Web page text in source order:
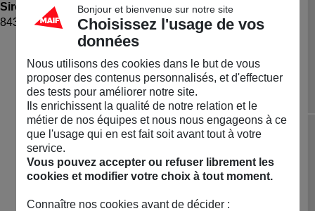
Siret :
84323837900021
TVA :
FR60843238379
LA BOUTIQUE
Permanente
Diapositive précédente
NOUVEAUTÉS 🔥
VIVRE
LOISIRS & TECH
RÉGIONS
Voir toute la boutique
Bonjour et bienvenue sur notre site
Choisissez l'usage de vos
données
Nous utilisons des cookies dans le but de vous
proposer des contenus personnalisés, et d'effectuer
des tests pour améliorer notre site.
Ils enrichissent la qualité de notre relation et le
métier de nos équipes et nous nous engageons à ce
que l'usage qui en est fait soit avant tout à votre
service.
Vous pouvez accepter ou refuser librement les
cookies et modifier votre choix à tout moment.
Connaître nos cookies avant de décider :